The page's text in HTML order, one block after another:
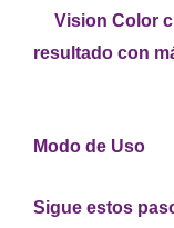
Vision Color
resultado con
Modo de Uso
Sigue estos